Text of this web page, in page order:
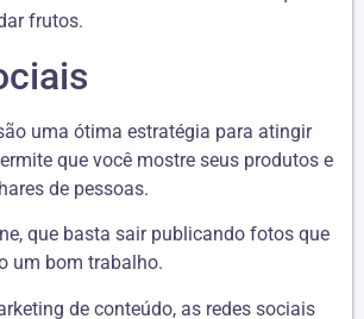
frutos.
uma ótima estratégia para atingir
que você mostre seus produtos e
de pessoas.
que basta sair publicando fotos que
um bom trabalho.
de conteúdo, as redes sociais